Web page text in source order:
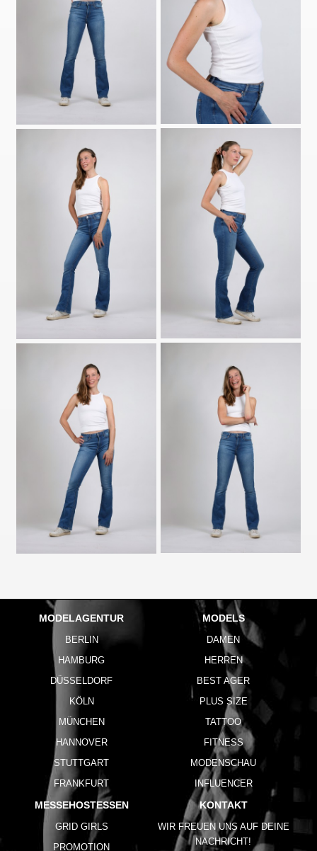
MODELAGENTUR
BERLIN
HAMBURG
DÜSSELDORF
KÖLN
MÜNCHEN
HANNOVER
STUTTGART
FRANKFURT
MODELS
DAMEN
HERREN
BEST AGER
PLUS SIZE
TATTOO
FITNESS
MODENSCHAU
INFLUENCER
MESSEHOSTESSEN
GRID GIRLS
PROMOTION
KONTAKT
WIR FREUEN UNS AUF DEINE
NACHRICHT!